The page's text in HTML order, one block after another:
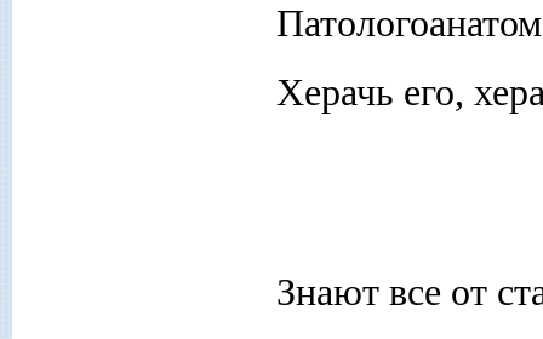
Херачь его,
Знают все от